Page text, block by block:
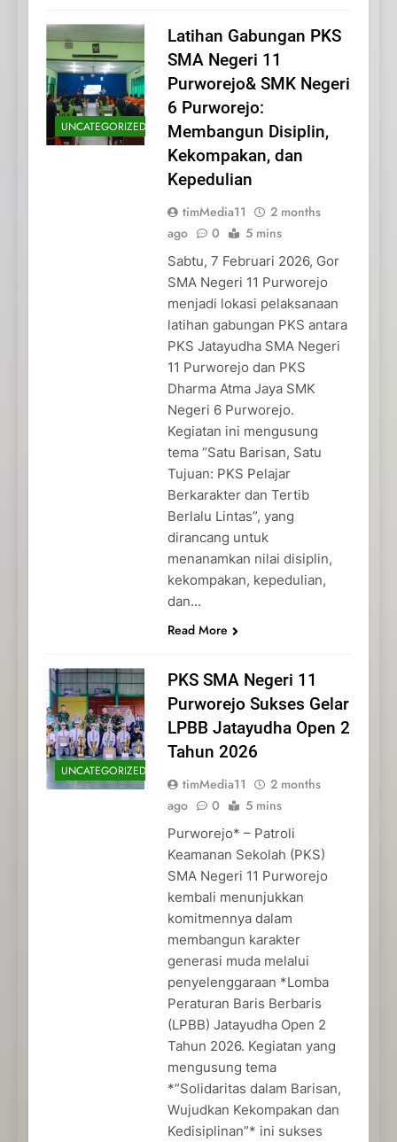
UNCATEGORIZED
Latihan Gabungan PKS
SMA Negeri 11
Purworejo& SMK Negeri
6 Purworejo:
Membangun Disiplin,
Kekompakan, dan
Kepedulian
timMedia11
2 months
ago
0 5 mins
Sabtu, 7 Februari 2026, Gor
SMA Negeri 11 Purworejo
menjadi lokasi pelaksanaan
latihan gabungan PKS antara
PKS Jatayudha SMA Negeri
11 Purworejo dan PKS
Dharma Atma Jaya SMK
Negeri 6 Purworejo.
Kegiatan ini mengusung
tema “Satu Barisan, Satu
Tujuan: PKS Pelajar
Berkarakter dan Tertib
Berlalu Lintas”, yang
dirancang untuk
menanamkan nilai disiplin,
kekompakan, kepedulian,
dan…
Read More
UNCATEGORIZED
PKS SMA Negeri 11
Purworejo Sukses Gelar
LPBB Jatayudha Open 2
Tahun 2026
timMedia11
2 months
ago
0 5 mins
Purworejo* – Patroli
Keamanan Sekolah (PKS)
SMA Negeri 11 Purworejo
kembali menunjukkan
komitmennya dalam
membangun karakter
generasi muda melalui
penyelenggaraan *Lomba
Peraturan Baris Berbaris
(LPBB) Jatayudha Open 2
Tahun 2026. Kegiatan yang
mengusung tema
*”Solidaritas dalam Barisan,
Wujudkan Kekompakan dan
Kedisiplinan”* ini sukses